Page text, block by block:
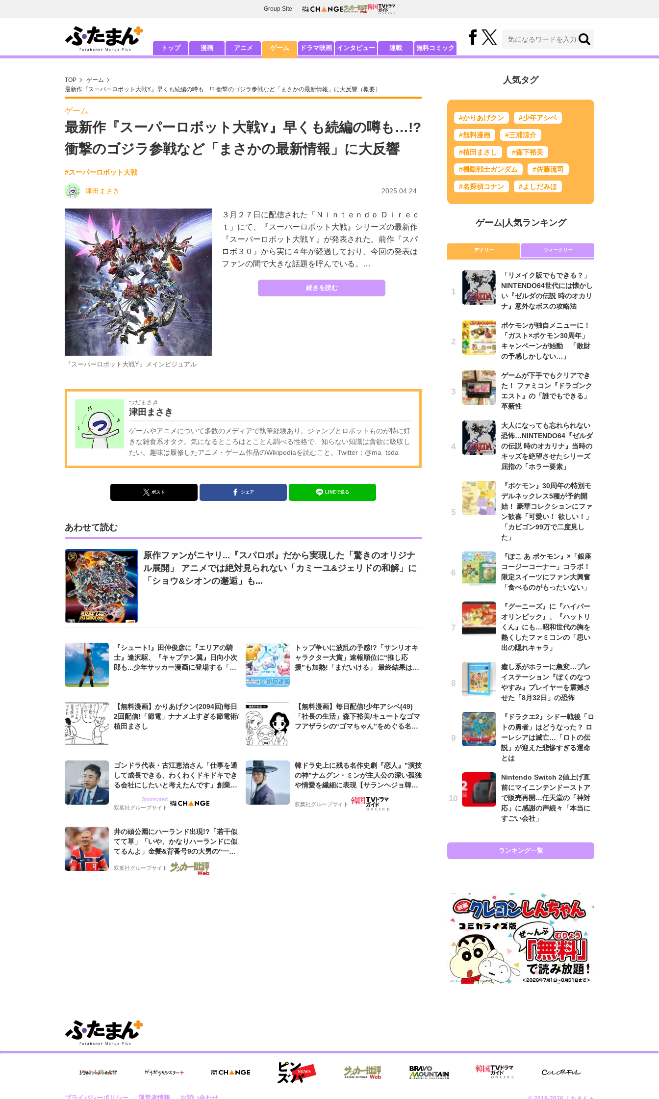
Group Site
トップ 漫画 アニメ ゲーム ドラマ映画 インタビュー 連載 無料コミック
TOP
ゲーム
最新作『スーパーロボット大戦Y』早くも続編の噂も…!? 衝撃のゴジラ参戦など「まさかの最新情報」に大反響（概要）
ゲーム
最新作『スーパーロボット大戦Y』早くも続編の噂も…!?
衝撃のゴジラ参戦など「まさかの最新情報」に大反響
#スーパーロボット大戦
津田まさき 2025.04.24
『スーパーロボット大戦Y』メインビジュアル
３月２７日に配信された「Ｎｉｎｔｅｎｄｏ Ｄｉｒｅｃ
ｔ」にて、『スーパーロボット大戦』シリーズの最新作
『スーパーロボット大戦Ｙ』が発表された。前作『スパ
ロボ３０』から実に４年が経過しており、今回の発表は
ファンの間で大きな話題を呼んでいる。…
続きを読む
つだまさき
津田まさき
ゲームやアニメについて多数のメディアで執筆経験あり。ジャンプとロボットものが特に好
きな雑食系オタク。気になるところはとことん調べる性格で、知らない知識は貪欲に吸収し
たい。趣味は履修したアニメ・ゲーム作品のWikipediaを読むこと。Twitter：@ma_tsda
ポスト シェア LINEで送る
あわせて読む
原作ファンがニヤリ...『スパロボ』だから実現した「驚きのオリジナ
ル展開」 アニメでは絶対見られない「カミーユ&ジェリドの和解」に
「ショウ&シオンの邂逅」も...
『シュート!』田仲俊彦に『エリアの騎
士』逢沢駆、『キャプテン翼』日向小次
郎も...少年サッカー漫画に登場する「最
トップ争いに波乱の予感!?「サンリオキ
ャラクター大賞」速報順位に“推し応
援”も加熱!「まだいける」 最終結果は6
【無料漫画】かりあげクン(2094回)毎日
2回配信!「節電」ナナメ上すぎる節電術/
植田まさし
【無料漫画】毎日配信!少年アシベ(49)
「社長の生活」森下裕美/キュートなゴマ
フアザラシの“ゴマちゃん”をめぐる名作
ゴンドラ代表・古江恵治さん「仕事を通
して成長できる、わくわくドキドキでき
る会社にしたいと考えたんです」創業来
グ会社のアイデンティティ
Sponsored
双葉社グループサイト
韓ドラ史上に残る名作史劇『恋人』”演技
の神”ナムグン・ミンが主人公の深い孤独
や情愛を繊細に表現【サランヘジョ韓ド
双葉社グループサイト
井の頭公園にハーランド出現!?「若干似
てて草」「いや、かなりハーランドに似
てるんよ」金髪&背番号9の大男の“一人
バイキング・ロー”映像が話題!「元気を
もらった」
双葉社グループサイト
人気タグ
#かりあげクン #少年アシベ
#無料漫画 #三浦涼介
#植田まさし #森下裕美
#機動戦士ガンダム #佐藤流司
#名探偵コナン #よしだみほ
ゲーム| 人気ランキング
デイリー ウィークリー
「リメイク版でもできる？」
NINTENDO64世代には懐かし
い『ゼルダの伝説 時のオカリ
ナ』意外なボスの攻略法
ポケモンが独自メニューに！
「ガスト×ポケモン30周年」
キャンペーンが始動 「散財
の予感しかしない…」
ゲームが下手でもクリアでき
た！ ファミコン『ドラゴンク
エスト』の「誰でもできる」
革新性
大人になっても忘れられない
恐怖…NINTENDO64『ゼルダ
の伝説 時のオカリナ』当時の
キッズを絶望させたシリーズ
屈指の「ホラー要素」
『ポケモン』30周年の特別モ
デルネックレス5種が予約開
始！ 豪華コレクションにファ
ン歓喜「可愛い！ 欲しい！」
「カビゴン99万で二度見し
た」
『ぽこ あ ポケモン』×「銀座
コージーコーナー」コラボ！
限定スイーツにファン大興奮
「食べるのがもったいない」
『グーニーズ』に『ハイパー
オリンピック』、『ハットリ
くん』にも…昭和世代の胸を
熱くしたファミコンの「思い
出の隠れキャラ」
癒し系がホラーに急変…プレ
イステーション『ぼくのなつ
やすみ』プレイヤーを震撼さ
せた「8月32日」の恐怖
『ドラクエ2』シドー戦後「ロ
トの勇者」はどうなった？ ロ
ーレシアは滅亡…「ロトの伝
説」が迎えた悲惨すぎる運命
とは
Nintendo Switch 2値上げ直
前にマイニンテンドーストア
で販売再開…任天堂の「神対
応」に感謝の声続々「本当に
すごい会社」
ランキング一覧